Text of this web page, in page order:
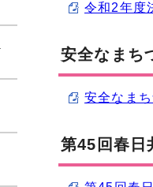
令和2年度
安全なまち
安全なま
第45回春日